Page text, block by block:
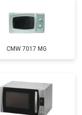
CMW 7017 MG